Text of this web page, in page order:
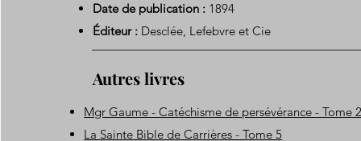
Date de publication : 1894
Éditeur : Desclée, Lefebvre et Cie
Autres livres
Mgr Gaume - Catéchisme de persévérance - Tome 2
La Sainte Bible de Carrières - Tome 5